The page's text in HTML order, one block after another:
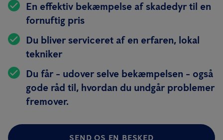
En effektiv bekæmpelse af skadedyr til en
fornuftig pris
Du bliver serviceret af en erfaren, lokal
tekniker
Du får - udover selve bekæmpelsen - også
gode råd til, hvordan du undgår problemer
fremover.
SEND OS EN BESKED